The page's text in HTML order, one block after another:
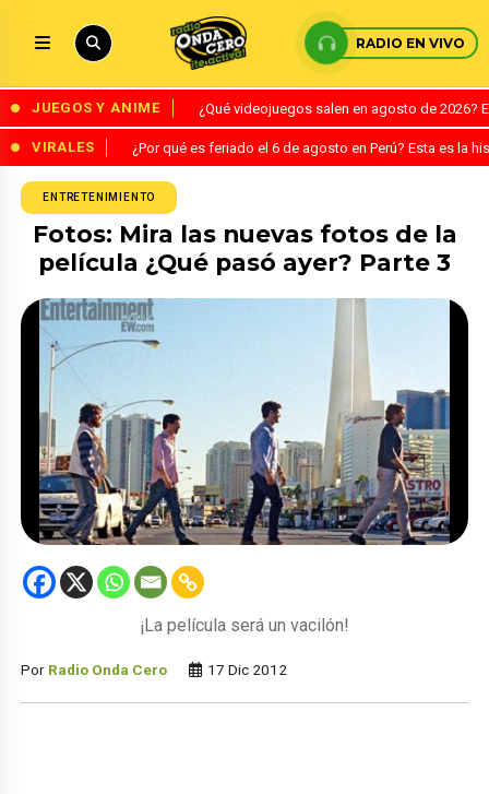
RADIO EN VIVO
JUEGOS Y ANIME ¿Qué videojuegos salen en agosto de
VIRALES ¿Por qué es feriado el 6 de agosto en Perú? Esta es la
ENTRETENIMIENTO
Fotos: Mira las nuevas fotos de la
película ¿Qué pasó ayer? Parte 3
¡La película será un vacilón!
Por Radio Onda Cero 17 Dic 2012